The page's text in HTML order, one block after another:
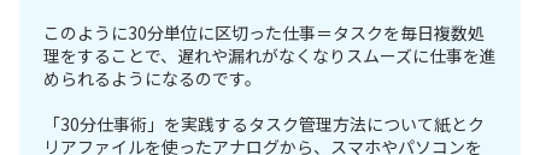
このように30分単位に区切った仕事＝タスクを毎日複数処
理をすることで、遅れや漏れがなくなりスムーズに仕事を進
められるようになるのです。
「30分仕事術」を実践するタスク管理方法について紙とク
リアファイルを使ったアナログから、スマホやパソコンを